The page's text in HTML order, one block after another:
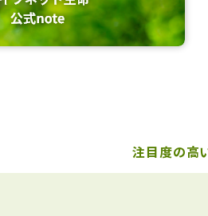
注目度の高